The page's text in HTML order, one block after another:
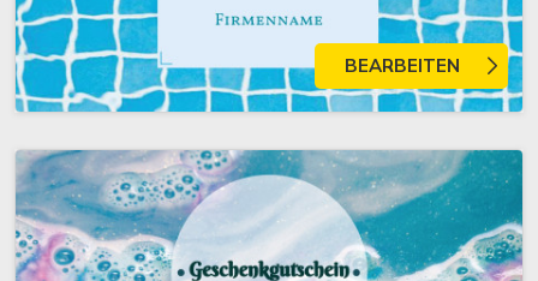
BEARBEITEN